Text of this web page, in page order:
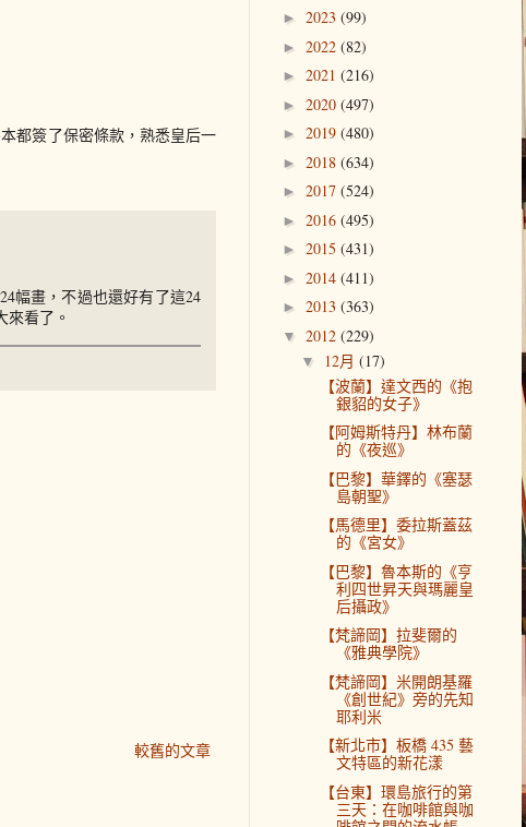
都簽了保密條款，熟悉皇后一
幅畫，不過也還好有了這24
看了。
較舊的文章
► 2023 (99)
► 2022 (82)
► 2021 (216)
► 2020 (497)
► 2019 (480)
► 2018 (634)
► 2017 (524)
► 2016 (495)
► 2015 (431)
► 2014 (411)
► 2013 (363)
▼ 2012 (229)
▼ 12月 (17)
【波蘭】達文西的《抱
銀貂的女子》
【阿姆斯特丹】林布蘭
的《夜巡》
【巴黎】華鐸的《塞瑟
島朝聖》
【馬德里】委拉斯蓋茲
的《宮女》
【巴黎】魯本斯的《亨
利四世昇天與瑪麗皇
后攝政》
【梵諦岡】拉斐爾的
《雅典學院》
【梵諦岡】米開朗基羅
《創世紀》旁的先知
耶利米
【新北市】板橋 435 藝
文特區的新花漾
【台東】環島旅行的第
三天：在咖啡館與咖